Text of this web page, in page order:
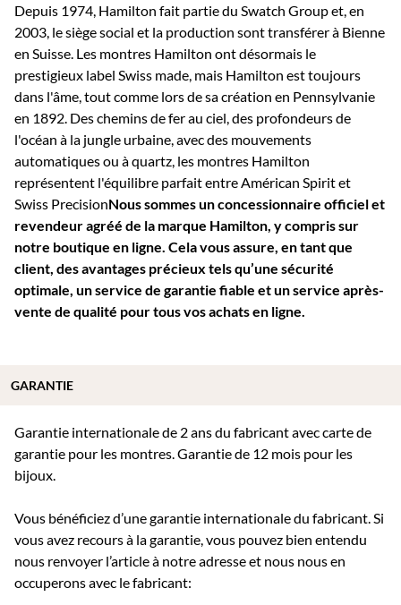
Depuis 1974, Hamilton fait partie du Swatch Group et, en
2003, le siège social et la production sont transférer à Bienne
en Suisse. Les montres Hamilton ont désormais le
prestigieux label Swiss made, mais Hamilton est toujours
dans l'âme, tout comme lors de sa création en Pennsylvanie
en 1892. Des chemins de fer au ciel, des profondeurs de
l'océan à la jungle urbaine, avec des mouvements
automatiques ou à quartz, les montres Hamilton
représentent l'équilibre parfait entre Américan Spirit et
Swiss PrecisionNous sommes un concessionnaire officiel et
revendeur agréé de la marque Hamilton, y compris sur
notre boutique en ligne. Cela vous assure, en tant que
client, des avantages précieux tels qu’une sécurité
optimale, un service de garantie fiable et un service après-
vente de qualité pour tous vos achats en ligne.
Garantie internationale de 2 ans du fabricant avec carte de
garantie pour les montres. Garantie de 12 mois pour les
bijoux.
Vous bénéficiez d’une garantie internationale du fabricant. Si
vous avez recours à la garantie, vous pouvez bien entendu
nous renvoyer l’article à notre adresse et nous nous en
occuperons avec le fabricant:
GARANTIE